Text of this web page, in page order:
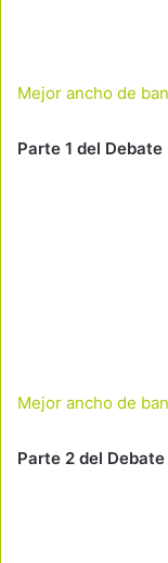
Mejor ancho de
Parte 1 del Debate
Mejor ancho de
Parte 2 del Debate